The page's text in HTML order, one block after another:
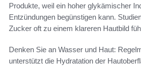
Produkte, weil ein hoher glykämischer
Entzündungen begünstigen kann.
Zucker oft zu einem klareren Hautbild
Denken Sie an Wasser und Haut:
unterstützt die Hydratation der